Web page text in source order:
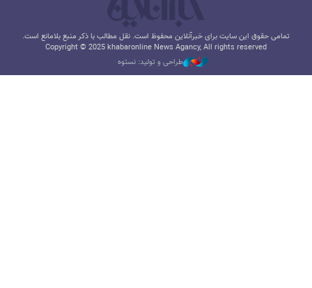
تمامی حقوق این سایت برای خبرآنلاین محفوظ است. نقل مطالب با ذکر منبع بلامانع است.
Copyright © 2025 khabaronline News Agancy, All rights reserved
طراحی و تولید: نستوه